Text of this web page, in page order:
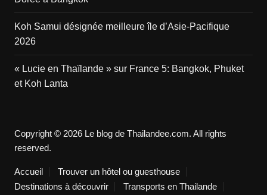
Koh Samui désignée meilleure île d’Asie-Pacifique
2026
« Lucie en Thaïlande » sur France 5: Bangkok, Phuket
et Koh Lanta
Copyright © 2026 Le blog de Thailandee.com. All rights
reserved.
Accueil
Trouver un hôtel ou guesthouse
Destinations à découvrir
Transports en Thailande